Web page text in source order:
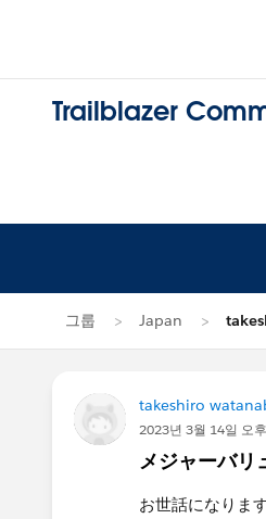
Trailblazer
그룹 Japan
takeshiro
2023년 3월 14일 오
メジャーバリ
お世話になります